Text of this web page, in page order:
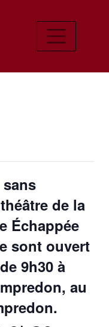
de la
Échappée
sont ouvert
9h30 à
au